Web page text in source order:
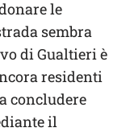
le
sembra
di Gualtieri è
residenti
concludere
il